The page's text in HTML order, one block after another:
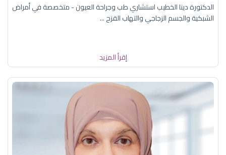
الدكتورة دينا الخطيب استشاري طب وجراحة العيون - متخصصة في أمراض
الشبكية والجسم الزجاجي والتهاب القزح ...
إقرأ المزيد